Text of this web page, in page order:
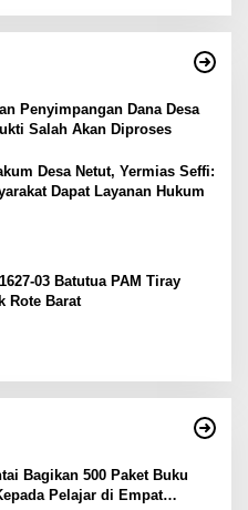
Penyimpangan Dana Desa
Salah Akan Diproses
Desa Netut, Yermias Seffi:
Dapat Layanan Hukum
03 Batutua PAM Tiray
Rote Barat
Bagikan 500 Paket Buku
Pelajar di Empat